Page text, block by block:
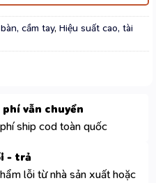
cầm tay, Hiệu suất cao, tài
phí vẫn chuyển
ship cod toàn quốc
- trả
lỗi từ nhà sản xuất hoặc